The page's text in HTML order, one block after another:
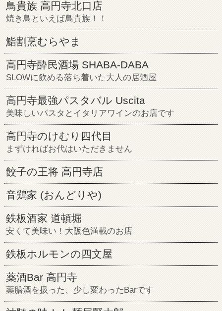
鳥貴族 高円寺北口店
焼き鳥といえば鳥貴族！！
鮨割烹むらやま
高円寺酔民酒場 SHABA-DABA
SLOWに飲める落ち着いた大人の居酒屋
高円寺最強パスタバル Uscita
美味しいパスタとイタリアワインのお店です
高円寺のけむり四代目
まずければお代はいただきません
餃子の王将 高円寺店
音鶏家 (おんどりや)
鉄板酒家 道頓堀
安くて美味い！大阪色満載のお店
鉄板ホルモンの四文屋
薬酒Bar 高円寺
薬膳酒を扱った、少し変わったBarです